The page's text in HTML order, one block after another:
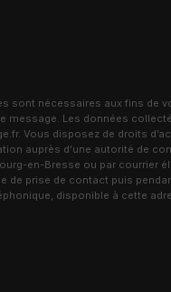
sont nécessaires aux fins de
message. Les données
Vous disposez de droits
auprès d’une autorité de
en-Bresse ou par courrier
de prise de contact puis
disponible à cette